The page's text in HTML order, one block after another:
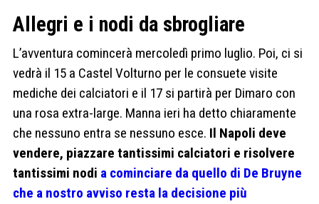
Allegri e i nodi da sbrogliare
L’avventura comincerà mercoledì primo luglio. Poi, ci si
vedrà il 15 a Castel Volturno per le consuete visite
mediche dei calciatori e il 17 si partirà per Dimaro con
una rosa extra-large. Manna ieri ha detto chiaramente
che nessuno entra se nessuno esce. Il Napoli deve
vendere, piazzare tantissimi calciatori e risolvere
tantissimi nodi a cominciare da quello di De Bruyne
che a nostro avviso resta la decisione più